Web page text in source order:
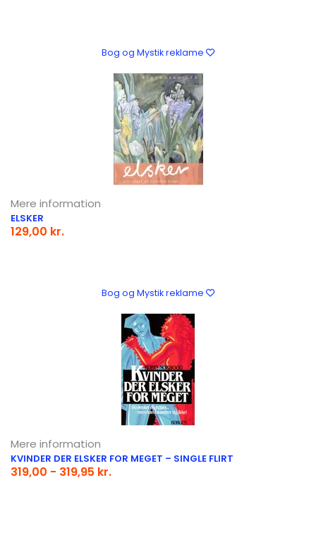
Bog og Mystik reklame
Mere information
ELSKER
129,00 kr.
Bog og Mystik reklame
Mere information
KVINDER DER ELSKER FOR MEGET – SINGLE FLIRT
319,00 - 319,95 kr.